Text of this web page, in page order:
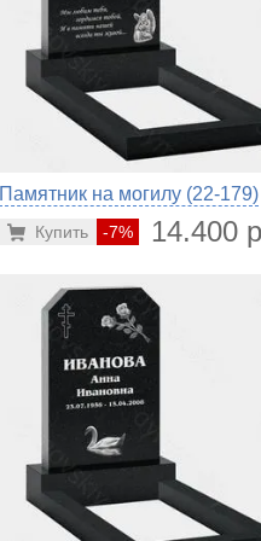
Памятник на могилу (22-179)
-7% 14.400
Купить